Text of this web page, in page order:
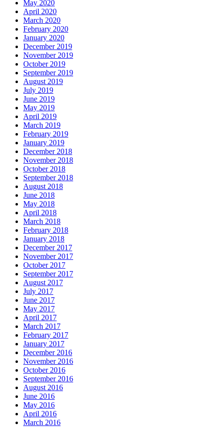
May 2020
April 2020
March 2020
February 2020
January 2020
December 2019
November 2019
October 2019
September 2019
August 2019
July 2019
June 2019
May 2019
April 2019
March 2019
February 2019
January 2019
December 2018
November 2018
October 2018
September 2018
August 2018
June 2018
May 2018
April 2018
March 2018
February 2018
January 2018
December 2017
November 2017
October 2017
September 2017
August 2017
July 2017
June 2017
May 2017
April 2017
March 2017
February 2017
January 2017
December 2016
November 2016
October 2016
September 2016
August 2016
June 2016
May 2016
April 2016
March 2016